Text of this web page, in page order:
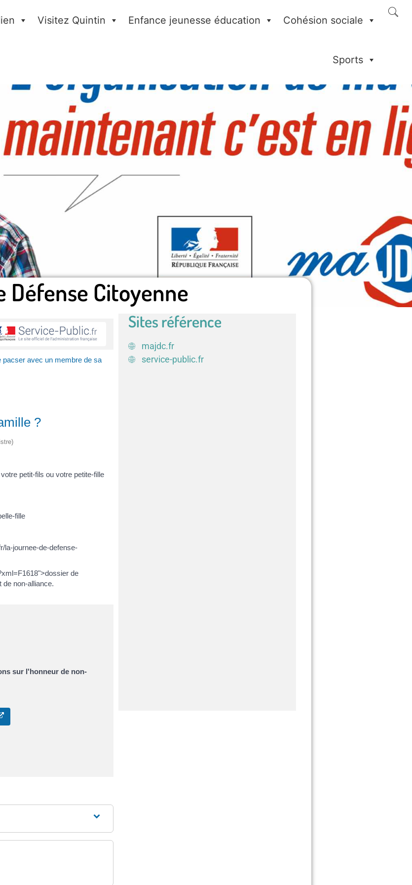
Visitez Quintin Enfance jeunesse éducation Cohésion sociale
Sports
Défense Citoyenne
pacser avec un membre de sa
?
petit-fils ou votre petite-fille
fille
la-journee-de-defense-
de
de non-alliance.
sur l'honneur de non-
Sites référence
majdc.fr
service-public.fr